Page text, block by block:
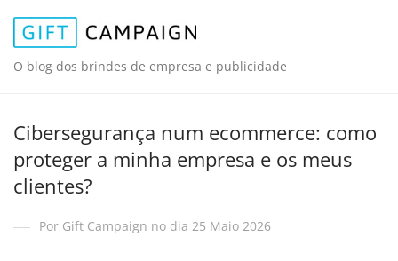
O blog dos brindes de empresa e publicidade
Cibersegurança num ecommerce: como
proteger a minha empresa e os meus
clientes?
Por Gift Campaign no dia 25 Maio 2026